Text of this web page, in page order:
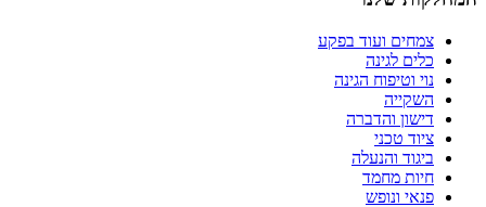
צמחים ועוד בפקע
כלים לגינה
נוי וטיפוח הגינה
השקייה
דישון והדברה
ציוד טכני
ביגוד והנעלה
חיות מחמד
פנאי ונופש